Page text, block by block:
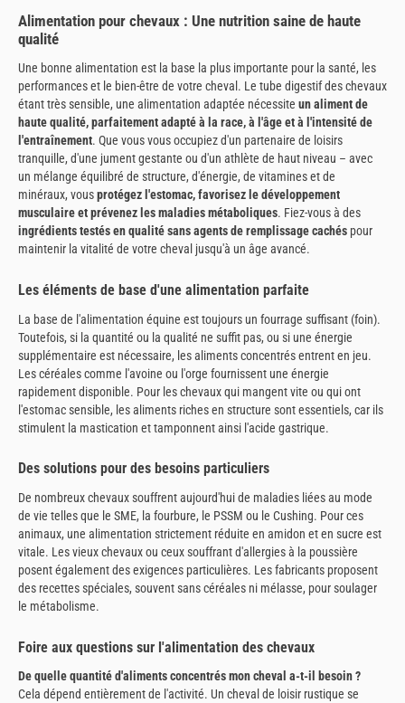
Alimentation pour chevaux : Une nutrition saine de haute
qualité
Une bonne alimentation est la base la plus importante pour la santé, les
performances et le bien-être de votre cheval. Le tube digestif des chevaux
étant très sensible, une alimentation adaptée nécessite un aliment de
haute qualité, parfaitement adapté à la race, à l'âge et à l'intensité de
l'entraînement. Que vous vous occupiez d'un partenaire de loisirs
tranquille, d'une jument gestante ou d'un athlète de haut niveau – avec
un mélange équilibré de structure, d'énergie, de vitamines et de
minéraux, vousprotégez l'estomac, favorisez le développement
musculaire et prévenez les maladies métaboliques. Fiez-vous à des
ingrédients testés en qualité sans agents de remplissage cachés pour
maintenir la vitalité de votre cheval jusqu'à un âge avancé.
Les éléments de base d'une alimentation parfaite
La base de l'alimentation équine est toujours un fourrage suffisant (foin).
Toutefois, si la quantité ou la qualité ne suffit pas, ou si une énergie
supplémentaire est nécessaire, les aliments concentrés entrent en jeu.
Les céréales comme l'avoine ou l'orge fournissent une énergie
rapidement disponible. Pour les chevaux qui mangent vite ou qui ont
l'estomac sensible, les aliments riches en structure sont essentiels, car ils
stimulent la mastication et tamponnent ainsi l'acide gastrique.
Des solutions pour des besoins particuliers
De nombreux chevaux souffrent aujourd'hui de maladies liées au mode
de vie telles que le SME, la fourbure, le PSSM ou le Cushing. Pour ces
animaux, une alimentation strictement réduite en amidon et en sucre est
vitale. Les vieux chevaux ou ceux souffrant d'allergies à la poussière
posent également des exigences particulières. Les fabricants proposent
des recettes spéciales, souvent sans céréales ni mélasse, pour soulager
le métabolisme.
Foire aux questions sur l'alimentation des chevaux
De quelle quantité d'aliments concentrés mon cheval a-t-il besoin ?
Cela dépend entièrement de l'activité. Un cheval de loisir rustique se